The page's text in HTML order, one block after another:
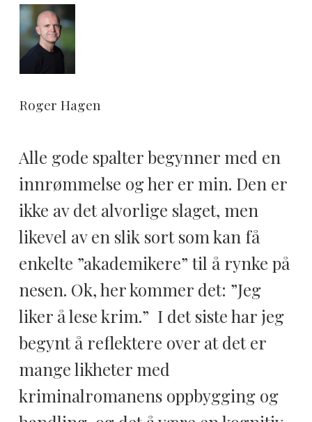
Roger Hagen
Alle gode spalter begynner med en
innrømmelse og her er min. Den er
ikke av det alvorlige slaget, men
likevel av en slik sort som kan få
enkelte ”akademikere” til å rynke på
nesen. Ok, her kommer det: ”Jeg
liker å lese krim.” I det siste har jeg
begynt å reflektere over at det er
mange likheter med
kriminalromanens oppbygging og